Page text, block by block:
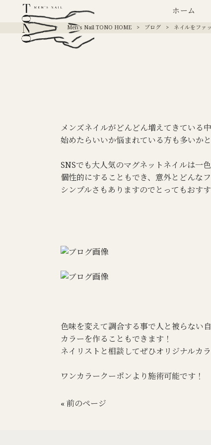
ホーム
Men's Nail TONO HOME > ブログ > ネイルをファ
メンズネイルがどんどん増えてきている
始めたらいいか悩まれている方も多いか
SNSでも大人気のマグネットネイルは一
個性的にすることもでき、意外とどんな
シンプルさもありますのでとってもおす
色味を変えて調合する事で人と被らない
カラーを作ることもできます！
ネイリストと相談してぜひオリジナルカ
ワンカラークーポンより施術可能です！
« 前のページ